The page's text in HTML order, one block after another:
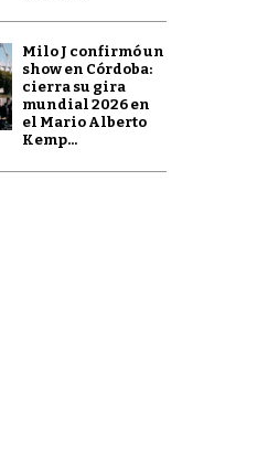
Milo J confirmó un
show en Córdoba:
cierra su gira
mundial 2026 en
el Mario Alberto
Kemp...